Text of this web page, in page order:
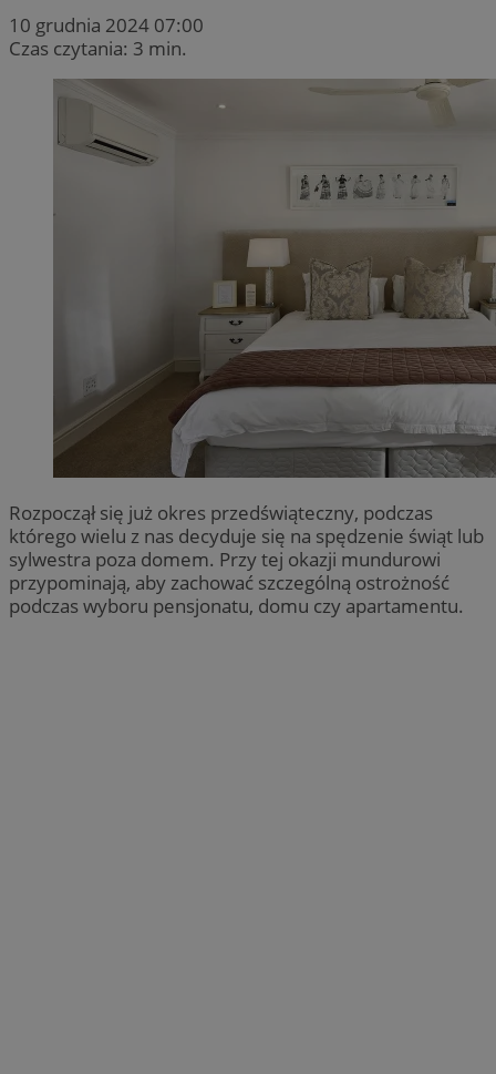
10 grudnia 2024 07:00
Czas czytania: 3 min.
Rozpoczął się już okres przedświąteczny, podczas
którego wielu z nas decyduje się na spędzenie świąt lub
sylwestra poza domem. Przy tej okazji mundurowi
przypominają, aby zachować szczególną ostrożność
podczas wyboru pensjonatu, domu czy apartamentu.